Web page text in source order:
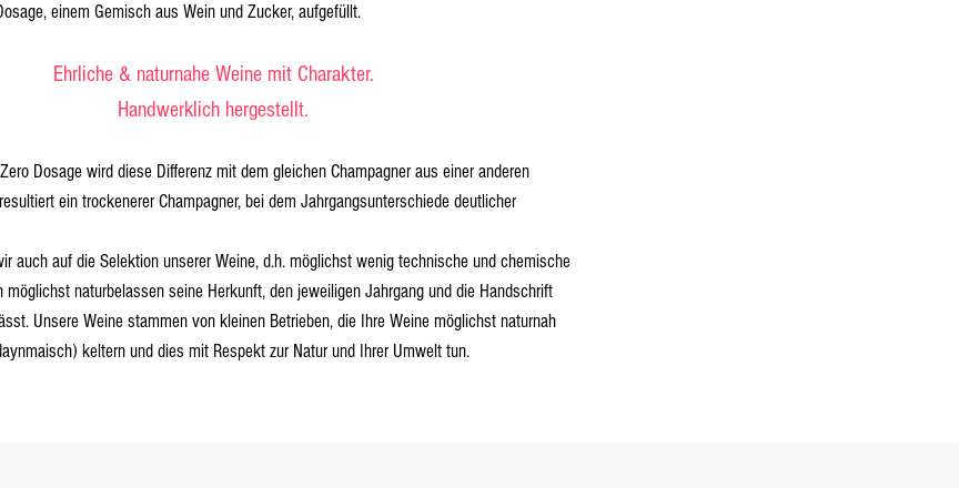
einem Gemisch aus Wein und Zucker, aufgefüllt.
Ehrliche & naturnahe Weine mit Charakter.
Handwerklich hergestellt.
Dosage wird diese Differenz mit dem gleichen Champagner aus einer anderen
ein trockenerer Champagner, bei dem Jahrgangsunterschiede deutlicher
auch auf die Selektion unserer Weine, d.h. möglichst wenig technische und chemische
möglichst naturbelassen seine Herkunft, den jeweiligen Jahrgang und die Handschrift
Unsere Weine stammen von kleinen Betrieben, die Ihre Weine möglichst naturnah
keltern und dies mit Respekt zur Natur und Ihrer Umwelt tun.